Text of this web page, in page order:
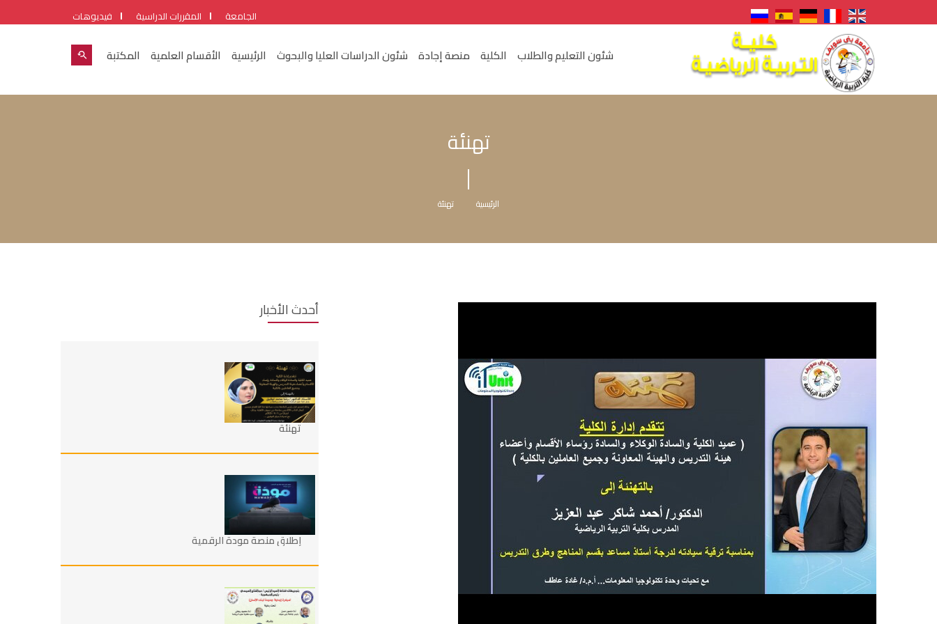
الجامعة المقررات الدراسية فيديوهات
شئون التعليم والطلاب الكلية منصة إجادة شئون الدراسات العليا والبحوث الرئيسية الأقسام العلمية المكتبة
تهنئة
الرئيسية تهنئة
أحدث الأخبار
تهنئة
إطلاق منصة مودة الرقمية